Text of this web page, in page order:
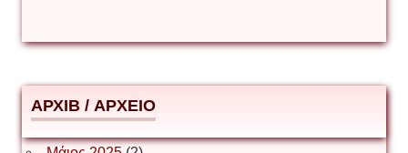
Δημήτριος Ζακοντινός
ΕΥΑΓΓΕΛΟΣ ΜΩΚΟΣ
АРХІВ / ΑΡΧΕΙΟ